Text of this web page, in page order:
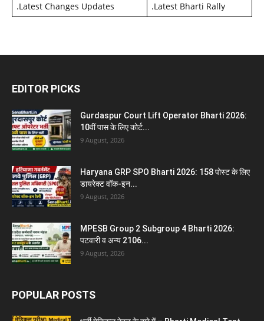
.Latest Changes Updates .Latest Bharti Rally
EDITOR PICKS
Gurdaspur Court Lift Operator Bharti 2026:
10वीं पास के लिए कोर्ट...
9 August, 2026
Haryana GRP SPO Bharti 2026: 158 पोस्ट के लिए
डायरेक्ट वॉक-इन...
9 August, 2026
MPESB Group 2 Subgroup 4 Bharti 2026:
पटवारी व अन्य 2106...
9 August, 2026
POPULAR POSTS